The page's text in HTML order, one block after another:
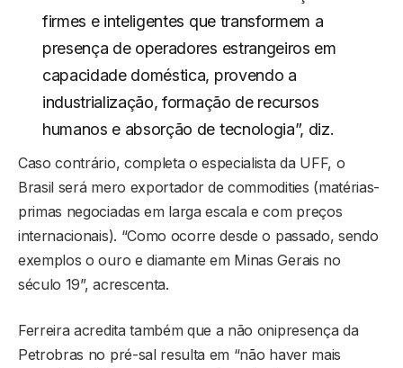
firmes e inteligentes que transformem a
presença de operadores estrangeiros em
capacidade doméstica, provendo a
industrialização, formação de recursos
humanos e absorção de tecnologia”, diz.
Caso contrário, completa o especialista da UFF, o
Brasil será mero exportador de commodities (matérias-
primas negociadas em larga escala e com preços
internacionais). “Como ocorre desde o passado, sendo
exemplos o ouro e diamante em Minas Gerais no
século 19”, acrescenta.
Ferreira acredita também que a não onipresença da
Petrobras no pré-sal resulta em “não haver mais